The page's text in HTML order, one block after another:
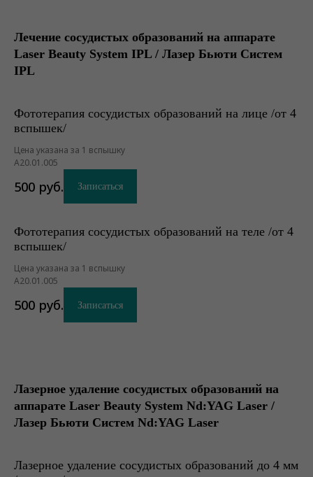
Лечение сосудистых образований на аппарате
Laser Beauty System IPL / Лазер Бьюти Систем
IPL
Фототерапия сосудистых образований на лице /от 4
вспышек/
Цена указана за 1 вспышку
А20.01.005
500 руб. Записаться
Фототерапия сосудистых образований на теле /от 4
вспышек/
Цена указана за 1 вспышку
А20.01.005
500 руб. Записаться
Лазерное удаление сосудистых образований на
аппарате Laser Beauty System Nd:YAG Laser /
Лазер Бьюти Систем Nd:YAG Laser
Лазерное удаление сосудистых образований до 4 мм